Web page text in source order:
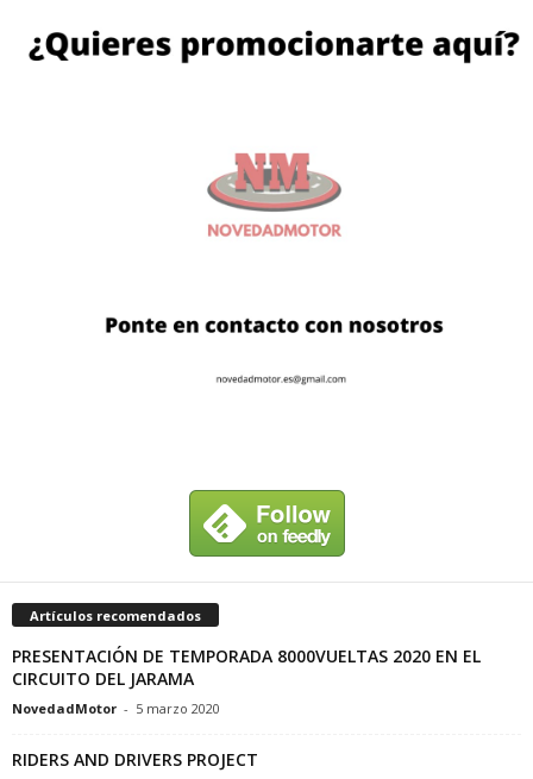
Artículos recomendados
PRESENTACIÓN DE TEMPORADA 8000VUELTAS 2020 EN EL
CIRCUITO DEL JARAMA
NovedadMotor - 5 marzo 2020
RIDERS AND DRIVERS PROJECT